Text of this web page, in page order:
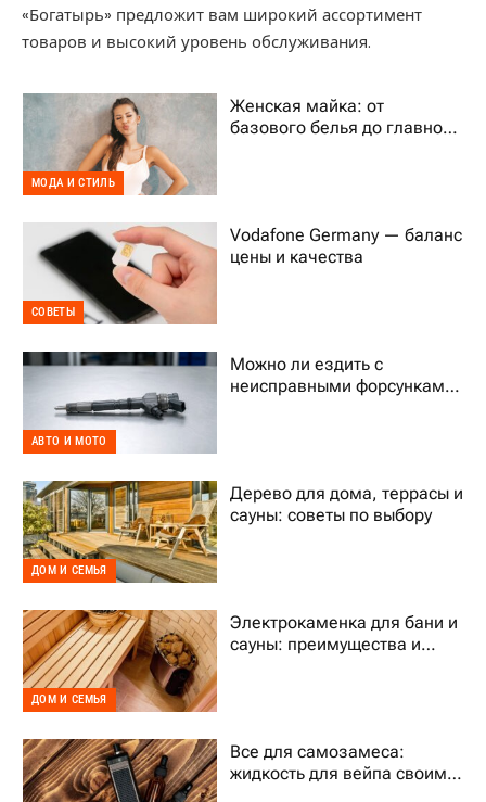
«‎Богатырь» предложит вам широкий ассортимент
товаров и высокий уровень обслуживания.
МОДА И СТИЛЬ
Женская майка: от
базового белья до главного
СОВЕТЫ
Vodafone Germany — баланс
цены и качества
АВТО И МОТО
Можно ли ездить с
неисправными форсунками
ДОМ И СЕМЬЯ
Дерево для дома, террасы и
сауны: советы по выбору
ДОМ И СЕМЬЯ
Электрокаменка для бани и
сауны: преимущества и
Все для самозамеса:
жидкость для вейпа своими